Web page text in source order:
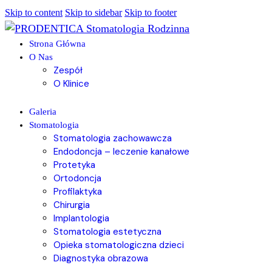
Skip to content Skip to sidebar Skip to footer
Strona Główna
O Nas
Zespół
O Klinice
Galeria
Stomatologia
Stomatologia zachowawcza
Endodoncja – leczenie kanałowe
Protetyka
Ortodoncja
Profilaktyka
Chirurgia
Implantologia
Stomatologia estetyczna
Opieka stomatologiczna dzieci
Diagnostyka obrazowa